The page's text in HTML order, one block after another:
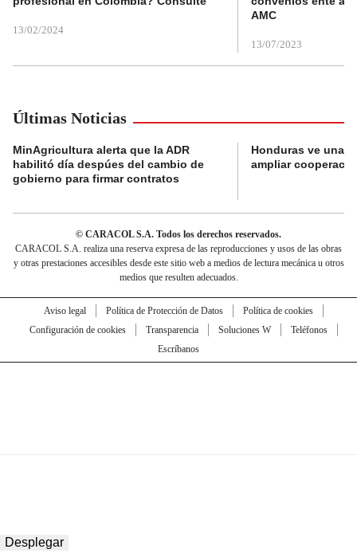
13/02/2024
AMC
13/07/2023
Últimas Noticias
MinAgricultura alerta que la ADR
habilitó día despúes del cambio de
gobierno para firmar contratos
Honduras ve una
ampliar
© CARACOL S.A. Todos los derechos reservados.
CARACOL S.A. realiza una reserva expresa de las reproducciones y usos de las obras
y otras prestaciones accesibles desde este sitio web a medios de lectura mecánica u otros
medios que resulten adecuados.
Aviso legal Política de Protección de Datos
Política de cookies
Configuración de cookies
Transparencia Soluciones W
Teléfonos
Escríbanos
Desplegar